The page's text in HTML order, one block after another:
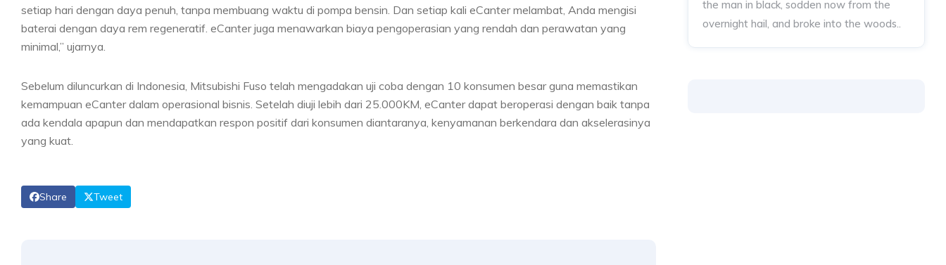
setiap hari dengan daya penuh, tanpa membuang waktu di pompa bensin. Dan setiap kali eCanter melambat, Anda mengisi
baterai dengan daya rem regeneratif. eCanter juga menawarkan biaya pengoperasian yang rendah dan perawatan yang
minimal,” ujarnya.
Sebelum diluncurkan di Indonesia, Mitsubishi Fuso telah mengadakan uji coba dengan 10 konsumen besar guna memastikan
kemampuan eCanter dalam operasional bisnis. Setelah diuji lebih dari 25.000KM, eCanter dapat beroperasi dengan baik tanpa
ada kendala apapun dan mendapatkan respon positif dari konsumen diantaranya, kenyamanan berkendara dan akselerasinya
yang kuat.
Share Tweet
the man in black, sodden now from the
overnight hail, and broke into the woods..